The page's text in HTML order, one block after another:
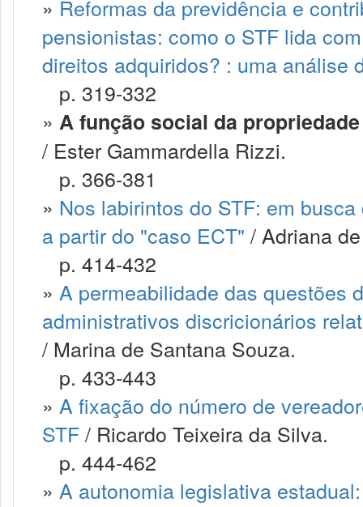
» Reformas da previdência e
pensionistas: como o STF lida
direitos adquiridos? : uma análise
p. 319-332
» A função social da
/ Ester Gammardella Rizzi.
p. 366-381
» Nos labirintos do STF: em
a partir do "caso ECT" / Adriana
p. 414-432
» A permeabilidade das questões
administrativos discricionários
/ Marina de Santana Souza.
p. 433-443
» A fixação do número de
STF/ Ricardo Teixeira da Silva.
p. 444-462
» A autonomia legislativa